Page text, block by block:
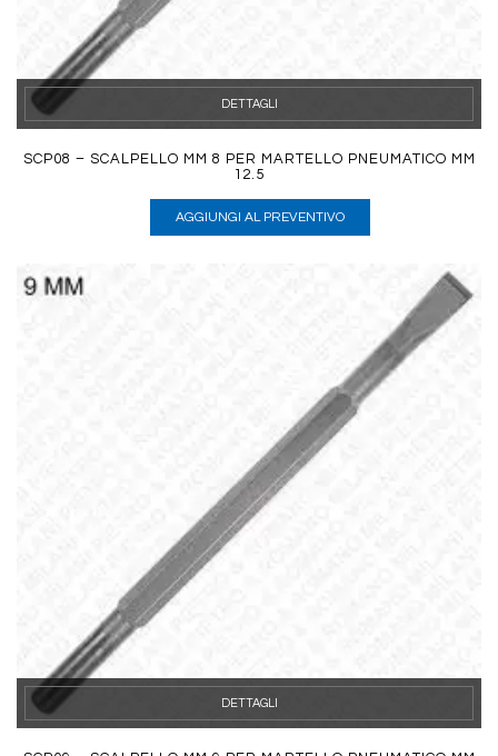
DETTAGLI
SCP08 – SCALPELLO MM 8 PER MARTELLO PNEUMATICO MM
12.5
AGGIUNGI AL PREVENTIVO
DETTAGLI